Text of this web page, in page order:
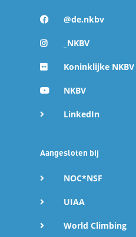
@de.nkbv
_NKBV
Koninklijke NKBV
NKBV
LinkedIn
Aangesloten bij
NOC*NSF
UIAA
World Climbing